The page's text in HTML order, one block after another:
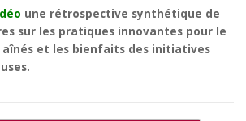
une rétrospective synthétique de
sur les pratiques innovantes pour le
aînés et les bienfaits des initiatives